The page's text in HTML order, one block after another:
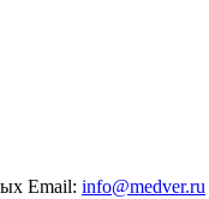
Email: info@medver.ru